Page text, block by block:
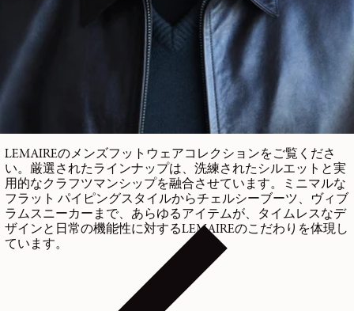
LEMAIREのメンズフットウェア
LEMAIREのメンズフットウェアコレクションをご覧くださ
い。厳選されたラインナップは、洗練されたシルエットと実
用的なクラフツマンシップを融合させています。ミニマルな
フラット パイピングスタイルからチェルシーブーツ、ヴィブ
ラムスニーカーまで、あらゆるアイテムが、タイムレスなデ
ザインと日常の機能性に対するLEMAIREのこだわりを体現し
ています。